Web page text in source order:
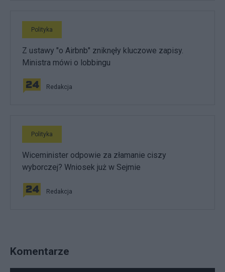
Polityka
Z ustawy "o Airbnb" zniknęły kluczowe zapisy.
Ministra mówi o lobbingu
Redakcja
Polityka
Wiceminister odpowie za złamanie ciszy
wyborczej? Wniosek już w Sejmie
Redakcja
Komentarze